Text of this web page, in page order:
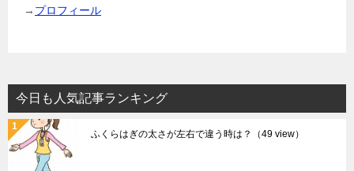
→ プロフィール
今日も人気記事ランキング
ふくらはぎの太さが左右で違う時は？ （49 view）